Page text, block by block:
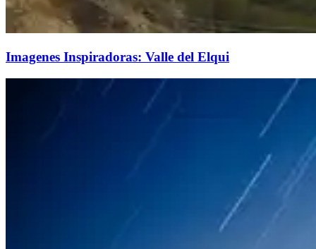
Imagenes Inspiradoras: Valle del Elqui